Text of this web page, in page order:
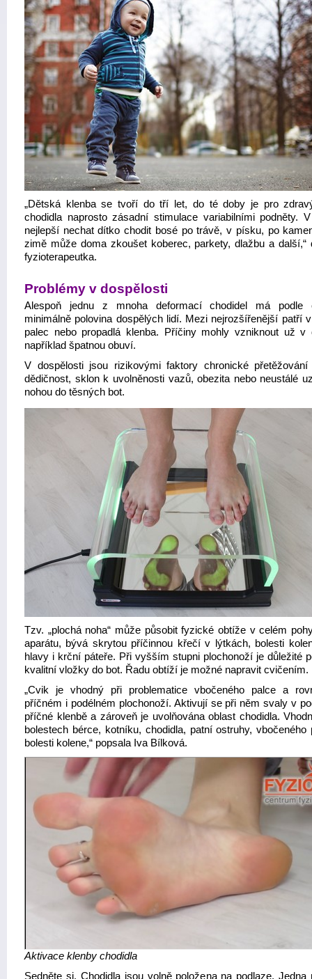
„Dětská klenba se tvoří do tří let, do té doby je pro
chodidla naprosto zásadní stimulace variabilními podněty.
nejlepší nechat dítko chodit bosé po trávě, v písku, po
zimě může doma zkoušet koberec, parkety, dlažbu a další,“
fyzioterapeutka.
Problémy v dospělosti
Alespoň jednu z mnoha deformací chodidel má podle
minimálně polovina dospělých lidí. Mezi nejrozšířenější patří
palec nebo propadlá klenba. Příčiny mohly vzniknout už v
například špatnou obuví.
V dospělosti jsou rizikovými faktory chronické přetěžování
dědičnost, sklon k uvolněnosti vazů, obezita nebo neustálé
nohou do těsných bot.
Tzv. „plochá noha“ může působit fyzické obtíže v celém
aparátu, bývá skrytou příčinnou křečí v lýtkách, bolesti
hlavy i krční páteře. Při vyšším stupni plochonoží je důležité
kvalitní vložky do bot. Řadu obtíží je možné napravit cvičením.
„Cvik je vhodný při problematice vbočeného palce a
příčném i podélném plochonoží. Aktivují se při něm svaly v
příčné klenbě a zároveň je uvolňována oblast chodidla.
bolestech bérce, kotníku, chodidla, patní ostruhy, vbočeného
bolesti kolene,“ popsala Iva Bílková.
Aktivace klenby chodidla
Sedněte si. Chodidla jsou volně položena na podlaze. Jedna